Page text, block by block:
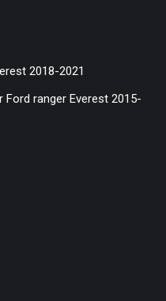
2018-2021
Ford ranger Everest 2015-